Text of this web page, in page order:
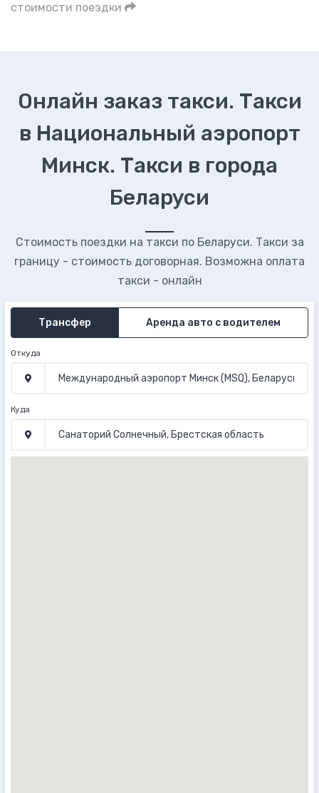
стоимости поездки
Онлайн заказ такси. Такси
в Национальный аэропорт
Минск. Такси в города
Беларуси
Стоимость поездки на такси по Беларуси. Такси за
границу - стоимость договорная. Возможна оплата
такси - онлайн
Трансфер Аренда авто с водителем
Откуда
Куда